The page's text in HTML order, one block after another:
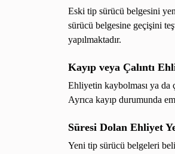
Eski tip sürücü belgesini
sürücü belgesine geçişini
yapılmaktadır.
Kayıp veya Çalıntı
Ehliyetin kaybolması ya da
Ayrıca kayıp durumunda
Süresi Dolan Ehliyet
Yeni tip sürücü belgeleri